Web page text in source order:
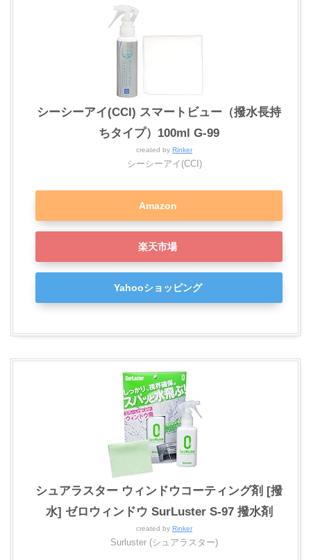
シーシーアイ(CCI) スマートビュー（撥水長持
ちタイプ）100ml G-99
created by Rinker
シーシーアイ(CCI)
Amazon
楽天市場
Yahooショッピング
シュアラスター ウィンドウコーティング剤 [撥
水] ゼロウィンドウ SurLuster S-97 撥水剤
created by Rinker
Surluster (シュアラスター)